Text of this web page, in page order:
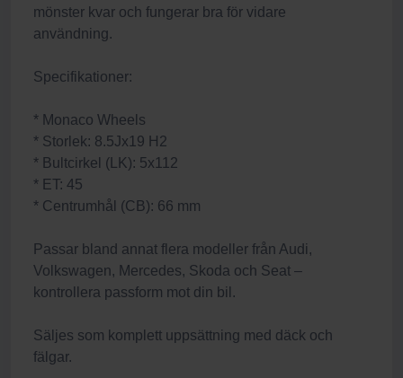
mönster kvar och fungerar bra för vidare
användning.
Specifikationer:
* Monaco Wheels
* Storlek: 8.5Jx19 H2
* Bultcirkel (LK): 5x112
* ET: 45
* Centrumhål (CB): 66 mm
Passar bland annat flera modeller från Audi,
Volkswagen, Mercedes, Skoda och Seat –
kontrollera passform mot din bil.
Säljes som komplett uppsättning med däck och
fälgar.